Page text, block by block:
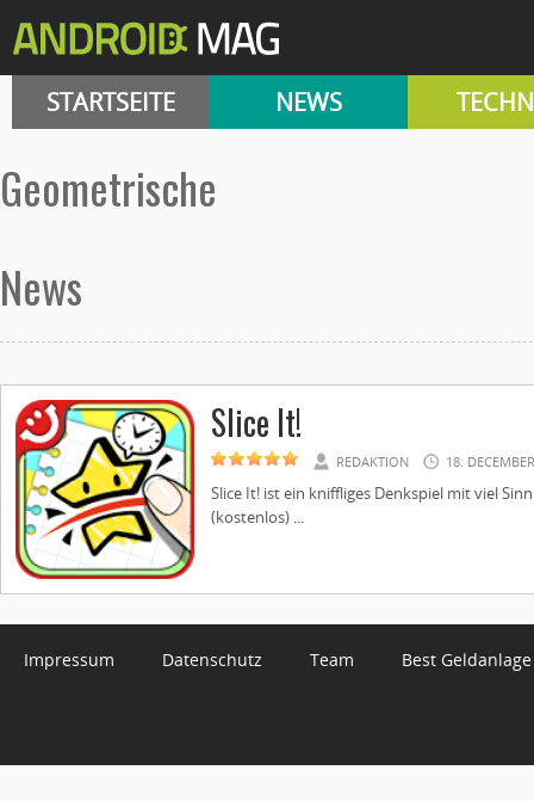
STARTSEITE NEWS
geometrische
News
Slice It!
REDAKTION 18.
Slice It! ist ein kniffliges Denkspiel mit viel
(kostenlos) ...
Impressum Datenschutz Team Best Geldanlage